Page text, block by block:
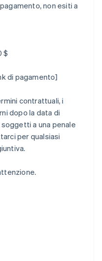
non esiti a
$
di pagamento]
contrattuali, i
dopo la data di
a una penale
per qualsiasi